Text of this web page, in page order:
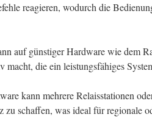
reagieren, wodurch die
auf günstiger Hardware wie dem
macht, die ein leistungsfähiges
kann mehrere Relaisstationen
zu schaffen, was ideal für regionale